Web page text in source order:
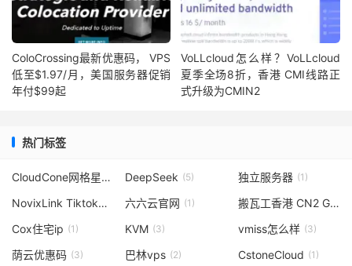
ColoCrossing最新优惠码， VPS
低至$1.97/月，美国服务器促销
年付$99起
VoLLcloud怎么样？VoLLcloud
夏季全场8折，香港 CMI线路正
式升级为CMIN2
热门标签
CloudCone网格星期一 (1)
DeepSeek (5) 独立服务器 (1)
NovixLink Tiktok专用服务器 (1)
六六云官网 (1) 搬瓦工香港 CN2 GIA
Cox住宅ip (1) KVM (3) vmiss怎么样 (3)
荫云优惠码 (3) 巴林vps (2) CstoneCloud (1)